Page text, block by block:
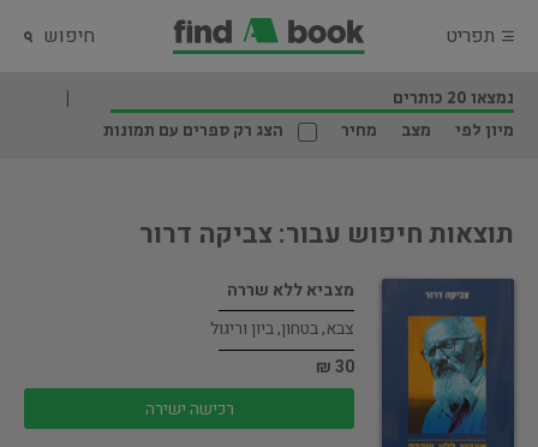
תפריט חיפוש
נמצאו 20 כותרים
מיון לפי
מצב מחיר הצג רק ספרים עם תמונות
תוצאות חיפוש עבור: צביקה דרור
מצביא ללא שררה
צבא, בטחון, ביון וריגול
30 ₪
רכישה ישירה